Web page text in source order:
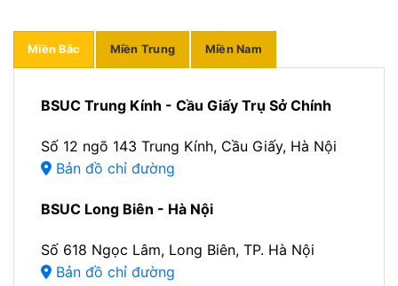
Miền Bắc Miền Trung Miền Nam
BSUC Trung Kính - Cầu Giấy Trụ Sở Chính
Số 12 ngõ 143 Trung Kính, Cầu Giấy, Hà Nội
Bản đồ chỉ đường
BSUC Long Biên - Hà Nội
Số 618 Ngọc Lâm, Long Biên, TP. Hà Nội
Bản đồ chỉ đường